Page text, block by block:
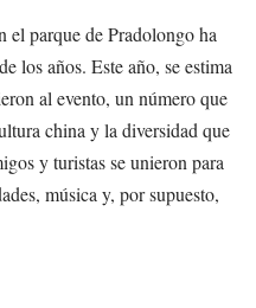
parque de Pradolongo ha
los años. Este año, se estima
al evento, un número que
china y la diversidad que
y turistas se unieron para
música y, por supuesto,